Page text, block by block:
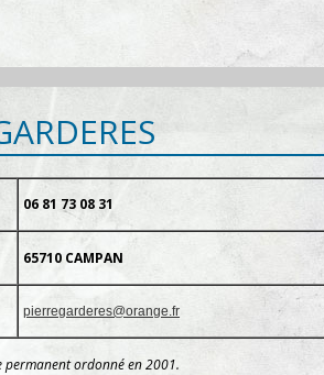
06 81 73 08 31
65710 CAMPAN
pierregarderes@orange.fr
permanent ordonné en 2001.